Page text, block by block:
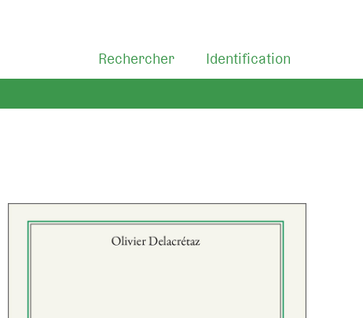
Identification
Rechercher